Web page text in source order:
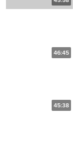
46:45
45:38